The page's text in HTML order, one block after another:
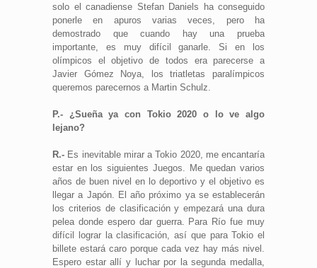
solo el canadiense Stefan Daniels ha conseguido
ponerle en apuros varias veces, pero ha
demostrado que cuando hay una prueba
importante, es muy difícil ganarle. Si en los
olímpicos el objetivo de todos era parecerse a
Javier Gómez Noya, los triatletas paralímpicos
queremos parecernos a Martin Schulz.
P.- ¿Sueña ya con Tokio 2020 o lo ve algo
lejano?
R.- Es inevitable mirar a Tokio 2020, me encantaría
estar en los siguientes Juegos. Me quedan varios
años de buen nivel en lo deportivo y el objetivo es
llegar a Japón. El año próximo ya se establecerán
los criterios de clasificación y empezará una dura
pelea donde espero dar guerra. Para Río fue muy
difícil lograr la clasificación, así que para Tokio el
billete estará caro porque cada vez hay más nivel.
Espero estar allí y luchar por la segunda medalla,